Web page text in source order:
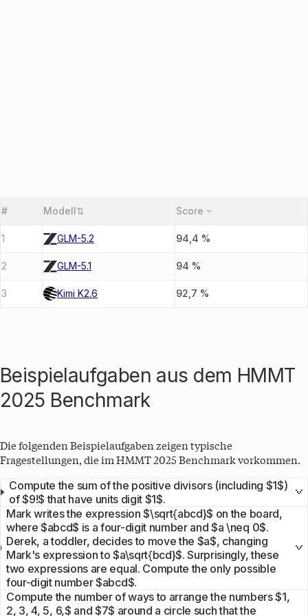
# Modell⇅ Score
1 GLM-5.2 94,4 %
2 GLM-5.1 94 %
3 Kimi K2.6 92,7 %
Beispielaufgaben aus dem HMMT
2025 Benchmark
Die folgenden Beispielaufgaben zeigen typische
Fragestellungen, die im HMMT 2025 Benchmark vorkommen.
Compute the sum of the positive divisors (including $1$)
of $9!$ that have units digit $1$.
Mark writes the expression $\sqrt{abcd}$ on the board,
where $abcd$ is a four-digit number and $a \neq 0$.
Derek, a toddler, decides to move the $a$, changing
Mark's expression to $a\sqrt{bcd}$. Surprisingly, these
two expressions are equal. Compute the only possible
four-digit number $abcd$.
Compute the number of ways to arrange the numbers $1,
2, 3, 4, 5, 6,$ and $7$ around a circle such that the